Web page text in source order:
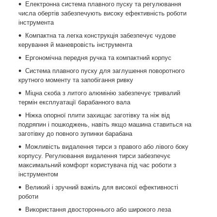
Електронна система плавного пуску та регулювання
числа обертів забезпечують високу ефективність роботи
інструмента
Компактна та легка конструкція забезпечує чудове
керування й маневровість інструмента
Ергономічна передня ручка та компактний корпус
Система плавного пуску для заглушення поворотного
крутного моменту та запобігання ривку
Міцна скоба з литого алюмінію забезпечує тривалий
термін експлуатації барабанного вала
Ніжка опорної плити захищає заготівку та ніж від
подряпин і пошкоджень, навіть якщо машина ставиться на
заготівку до повного зупинки барабана
Можливість видалення тирси з правого або лівого боку
корпусу. Регулювання видалення тирси забезпечує
максимальний комфорт користувача під час роботи з
інструментом
Великий і зручний важіль для високої ефективності
роботи
Використання двостороннього або широкого леза